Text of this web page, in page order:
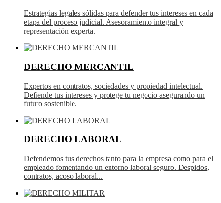
Estrategias legales sólidas para defender tus intereses en cada
etapa del proceso judicial. Asesoramiento integral y
representación experta.
DERECHO MERCANTIL
Expertos en contratos, sociedades y propiedad intelectual.
Defiende tus intereses y protege tu negocio asegurando un
futuro sostenible.
DERECHO LABORAL
Defendemos tus derechos tanto para la empresa como para el
empleado fomentando un entorno laboral seguro. Despidos,
contratos, acoso laboral...